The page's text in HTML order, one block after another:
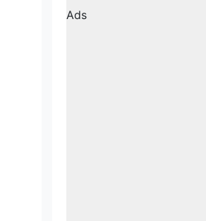
Ads